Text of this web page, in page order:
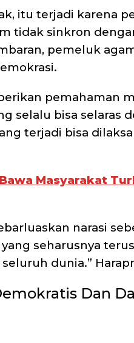
itu terjadi karena
tidak sinkron
pemeluk
pemahaman
selalu bisa selaras
terjadi bisa
Masyarakat
narasi
seharusnya
dunia.”
Dan